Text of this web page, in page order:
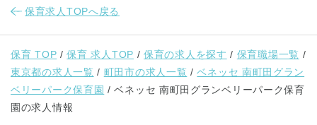
保育求人TOPへ戻る
保育 TOP 保育 求人TOP 保育の求人を探す
保育職場一覧
東京都の求人一覧
町田市の求人一覧
ベネッセ 南町田グラン
ベリーパーク保育園
ベネッセ 南町田グランベリーパーク保育
園の求人情報